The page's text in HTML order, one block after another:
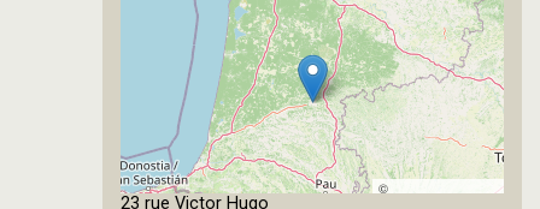
©
23 rue Victor Hugo